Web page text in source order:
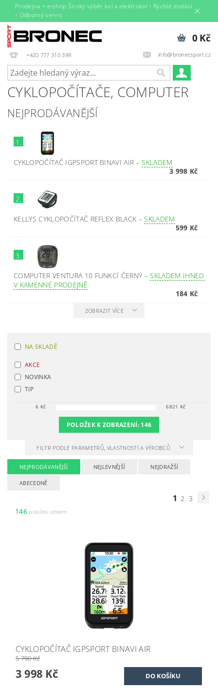
Prodejna + e‑shop Široký výběr kol a elektrokol • Rychlé dodání
• Odborný servis
+420 777 310 399 info@bronecsport.cz
0 Kč
CYKLOPOČÍTAČE, COMPUTER
NEJPRODÁVANĚJŠÍ
1.
CYKLOPOČÍTAČ IGPSPORT BINAVI AIR – SKLADEM
3 998 Kč
2.
KELLYS CYKLOPOČÍTAČ REFLEX BLACK – SKLADEM
599 Kč
3.
COMPUTER VENTURA 10 FUNKCÍ ČERNÝ – SKLADEM IHNED
V KAMENNÉ PRODEJNĚ
184 Kč
ZOBRAZIT VÍCE
NA SKLADĚ
AKCE
NOVINKA
TIP
6 Kč 6821 Kč
POLOŽEK K ZOBRAZENÍ: 146
FILTR PODLE PARAMETRŮ, VLASTNOSTÍ A VÝROBCŮ
NEJPRODÁVANĚJŠÍ NEJLEVNĚJŠÍ NEJDRAŽŠÍ
ABECEDNĚ
1 2 3
146položek celkem
CYKLOPOČÍTAČ IGPSPORT BINAVI AIR
5 790 Kč
3 998 Kč